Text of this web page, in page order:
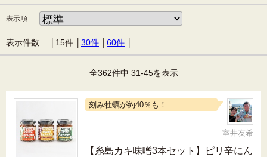
表示順
表示件数 │ 15件 30件 60件
全362件中 31-45を表示
刻み牡蠣が約40％も！
室井友希
【糸島カキ味噌3本セット】ピリ辛にん